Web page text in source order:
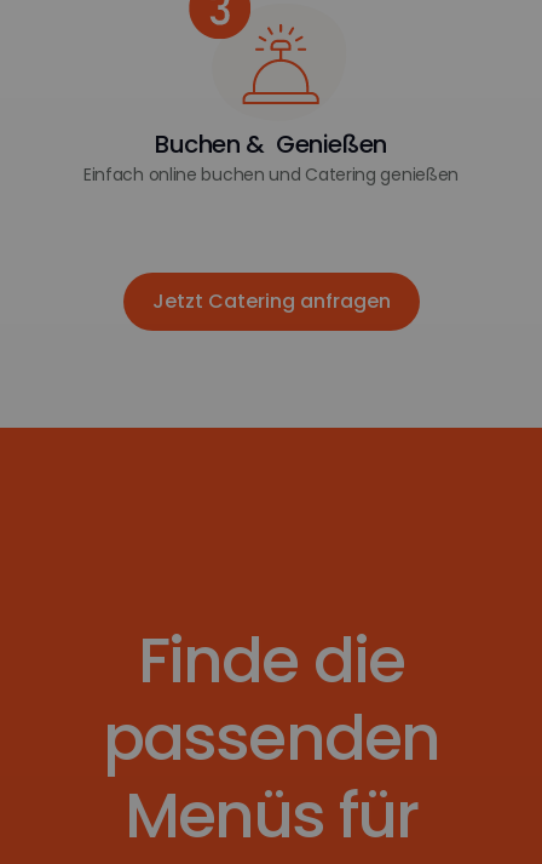
Buchen & Genießen
Einfach online buchen und Catering genießen
Jetzt Catering anfragen
Jetzt Catering anfragen
Finde die
passenden
Menüs für